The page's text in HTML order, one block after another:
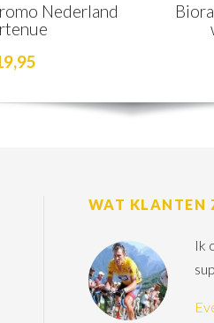
Nederland
WAT KLANTEN
Ik